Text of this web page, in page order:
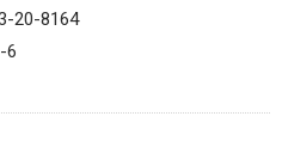
20-8164
6